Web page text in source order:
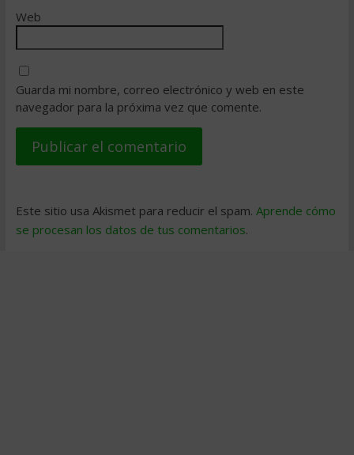
Web
Guarda mi nombre, correo electrónico y web en este
navegador para la próxima vez que comente.
Este sitio usa Akismet para reducir el spam. Aprende cómo
se procesan los datos de tus comentarios.